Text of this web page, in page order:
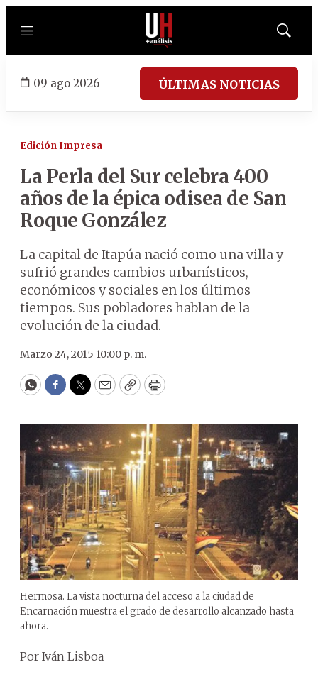
Menú
Mostrar
09 ago 2026 ÚLTIMAS NOTICIAS
Edición Impresa
La Perla del Sur celebra 400
años de la épica odisea de San
Roque González
La capital de Itapúa nació como una villa y
sufrió grandes cambios urbanísticos,
económicos y sociales en los últimos
tiempos. Sus pobladores hablan de la
evolución de la ciudad.
Marzo 24, 2015 10:00 p. m.
WhatsApp
Facebook
Twitter
EmailCopyPrint
Hermosa. La vista nocturna del acceso a la ciudad de
Encarnación muestra el grado de desarrollo alcanzado hasta
ahora.
Por Iván Lisboa